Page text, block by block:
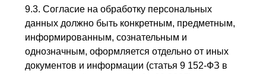
9.3. Согласие на обработку персональных
данных должно быть конкретным, предметным,
информированным, сознательным и
однозначным, оформляется отдельно от иных
документов и информации (статья 9 152-ФЗ в